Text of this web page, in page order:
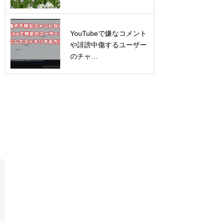
YouTubeで嫌なコメント
や誹謗中傷するユーザー
のチャ…